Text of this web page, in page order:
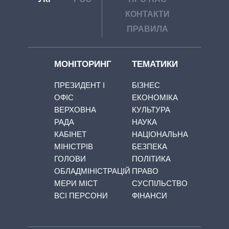
КОНТАКТИ
ПРАВИЛА
МОНІТОРИНГ
ПРЕЗИДЕНТ І
ОФІС
ВЕРХОВНА
РАДА
КАБІНЕТ
МІНІСТРІВ
ГОЛОВИ
ОБЛАДМІНІСТРАЦІЙ
МЕРИ МІСТ
ВСІ ПЕРСОНИ
ТЕМАТИКИ
БІЗНЕС
ЕКОНОМІКА
КУЛЬТУРА
НАУКА
НАЦІОНАЛЬНА
БЕЗПЕКА
ПОЛІТИКА
ПРАВО
СУСПІЛЬСТВО
ФІНАНСИ